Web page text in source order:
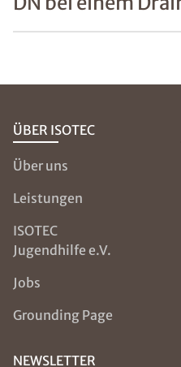
ÜBER ISOTEC
Über uns
Leistungen
ISOTEC
Jugendhilfe e.V.
Jobs
Grounding Page
NEWSLETTER